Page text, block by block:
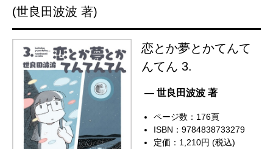
(世良田波波 著)
恋とか夢とかてんて
んてん 3.
— 世良田波波 著
ページ数：176頁
ISBN：9784838733279
定価：1,210円 (税込)